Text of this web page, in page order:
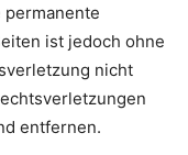
permanente
ist jedoch ohne
nicht
entfernen.